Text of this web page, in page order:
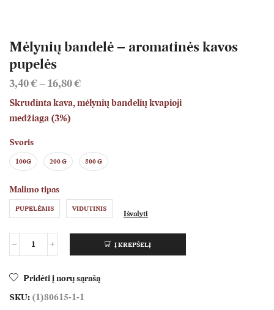
Mėlynių bandelė – aromatinės kavos
pupelės
3,40€–16,80€
Skrudinta kava, mėlynių bandelių kvapioji
medžiaga (3%)
Svoris
100G 200 G 500 G
Malimo tipas
PUPELĖMIS VIDUTINIS
Išvalyti
Į KREPŠELĮ
Pridėti į norų sąrašą
SKU: (1)80615-1-1